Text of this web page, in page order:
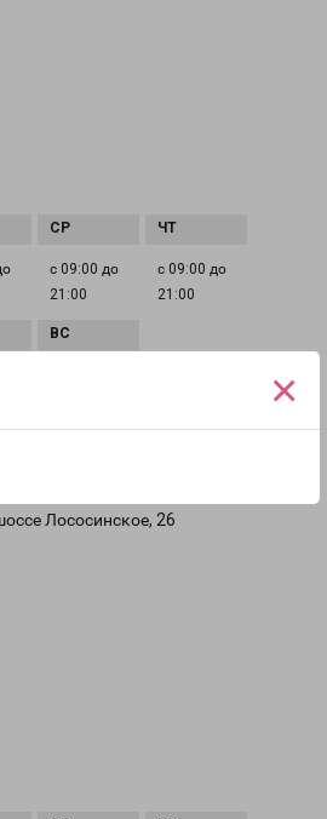
×
с 09:00 до
21:00
с 09:00 до
21:00
Лососинское, 26